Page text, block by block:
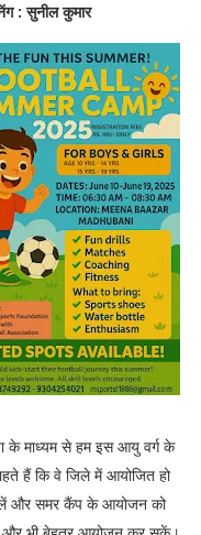
: सुनील कुमार
के माध्यम से हम इस आयु वर्ग के
हैं कि वे जिले में आयोजित हो
और समर कैंप के आयोजन को